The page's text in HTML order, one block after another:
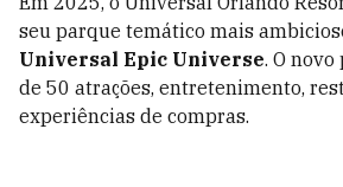
seu parque temático mais
Universal Epic Universe. O
de 50 atrações, entretenimento,
experiências de compras.